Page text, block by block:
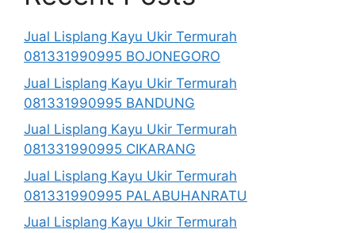
Jual Lisplang Kayu Ukir Termurah
081331990995 BOJONEGORO
Jual Lisplang Kayu Ukir Termurah
081331990995 BANDUNG
Jual Lisplang Kayu Ukir Termurah
081331990995 CIKARANG
Jual Lisplang Kayu Ukir Termurah
081331990995 PALABUHANRATU
Jual Lisplang Kayu Ukir Termurah